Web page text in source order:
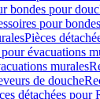
bondes pour
pour
Pièces
évacuations
murales
de douche
détachées pour